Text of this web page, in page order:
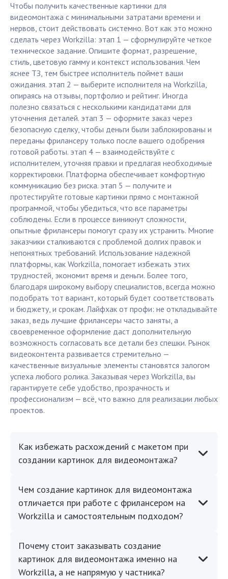
Чтобы получить качественные картинки для
видеомонтажа с минимальными затратами времени и
нервов, стоит действовать системно. Вот как это можно
сделать через Workzilla: этап 1 — сформулируйте четкое
техническое задание. Опишите формат, разрешение,
стиль, цветовую гамму и контекст использования. Чем
яснее ТЗ, тем быстрее исполнитель поймет ваши
ожидания. этап 2 — выберите исполнителя на Workzilla,
опираясь на отзывы, портфолио и рейтинг. Иногда
полезно связаться с несколькими кандидатами для
уточнения деталей. этап 3 — оформите заказ через
безопасную сделку, чтобы деньги были заблокированы и
переданы фрилансеру только после вашего одобрения
готовой работы. этап 4 — взаимодействуйте с
исполнителем, уточняя правки и предлагая необходимые
корректировки. Платформа обеспечивает комфортную
коммуникацию без риска. этап 5 — получите и
протестируйте готовые картинки прямо с монтажной
программой, чтобы убедиться, что все параметры
соблюдены. Если в процессе виникнут сложности,
опытные фрилансеры помогут сразу их устранить. Многие
заказчики сталкиваются с проблемой долгих правок и
непонятных требований. Использование надежной
платформы, как Workzilla, помогает избежать этих
трудностей, экономит время и деньги. Более того,
благодаря широкому выбору специалистов, всегда можно
подобрать тот вариант, который будет соответствовать
и бюджету, и срокам. Лайфхак от профи: не откладывайте
заказ, ведь лучшие фрилансеры часто заняты, а
своевременное оформление даст дополнительную
возможность согласовать все детали без спешки. Рынок
видеоконтента развивается стремительно —
качественные визуальные элементы становятся залогом
успеха любого ролика. Заказывая через Workzilla, вы
гарантируете себе удобство, прозрачность и
профессионализм — всё, что важно для реализации любых
проектов.
Как избежать расхождений с макетом при
создании картинок для видеомонтажа?
Чем создание картинок для видеомонтажа
отличается при работе с фрилансером на
Workzilla и самостоятельным подходом?
Почему стоит заказывать создание
картинок для видеомонтажа именно на
Workzilla, а не напрямую у частника?